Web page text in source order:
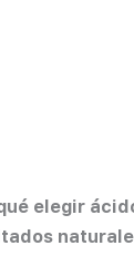
elegir